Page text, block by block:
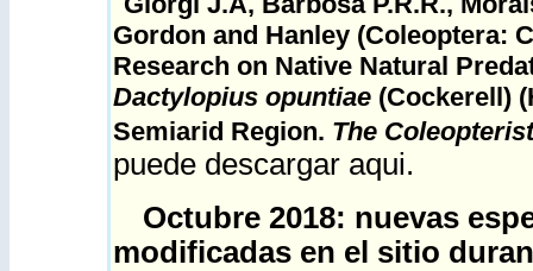
Gordon and Hanley (Coleoptera:
Research on Native Natural
Dactylopius opuntiae (Cockerell)
Semiarid Region. The
puede descargar aqui.
Octubre 2018: nuevas
modificadas en el sitio